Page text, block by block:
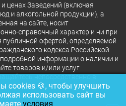
ценах Заведений (включая
и алкогольной продукции), а
на сайте, носит
справочный характер и ни при
публичной офертой, определяемой
кодекса Российской
информации о наличии и
товаров и/или услуг
непосредственно в
cookies 🍪, чтобы улучшить
использовать сайт вы
условия